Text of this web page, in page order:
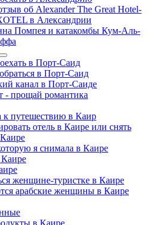
об Alexander The Great Hotel-
в Александрии
Помпея и катакомбы Кум-Аль-
в Порт-Саид
в Порт-Саид
канал в Порт-Саиде
- прощай романтика
к путешествию в Каир
отель в Каире или снять
я снимала в Каире
женщине-туристке в Каире
арабские женщины в Каире
в Каире